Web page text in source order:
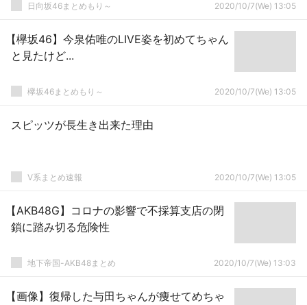
日向坂46まとめもり～ 2020/10/7(We) 13:05
【欅坂46】今泉佑唯のLIVE姿を初めてちゃん
と見たけど...
欅坂46まとめもり～ 2020/10/7(We) 13:05
スピッツが長生き出来た理由
V系まとめ速報 2020/10/7(We) 13:05
【AKB48G】コロナの影響で不採算支店の閉
鎖に踏み切る危険性
地下帝国-AKB48まとめ 2020/10/7(We) 13:03
【画像】復帰した与田ちゃんが痩せてめちゃ